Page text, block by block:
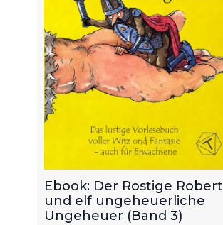
Ebook: Der Rostige Robert
und elf ungeheuerliche
Ungeheuer (Band 3)